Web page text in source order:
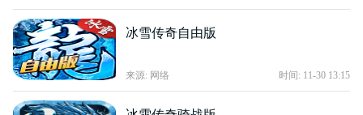
冰雪传奇自由版
来源: 网络 时间: 11-30 13:15